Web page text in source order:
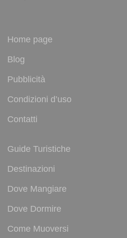
Home page
Blog
Pubblicità
Condizioni d’uso
Contatti
Guide Turistiche
Destinazioni
Dove Mangiare
Dove Dormire
Come Muoversi